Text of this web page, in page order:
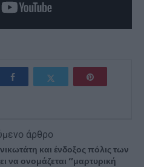
άρθρο
και ένδοξος πόλις των
να ονομάζεται ‘’μαρτυρική